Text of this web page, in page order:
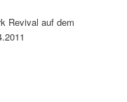
Revival auf dem